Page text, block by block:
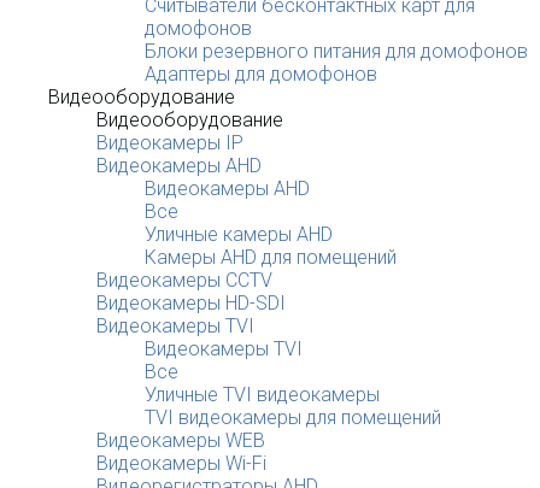
Считыватели бесконтактных карт для
домофонов
Блоки резервного питания для домофонов
Адаптеры для домофонов
Видеооборудование
Видеооборудование
Видеокамеры IP
Видеокамеры AHD
Видеокамеры AHD
Все
Уличные камеры AHD
Камеры AHD для помещений
Видеокамеры CCTV
Видеокамеры HD-SDI
Видеокамеры TVI
Видеокамеры TVI
Все
Уличные TVI видеокамеры
TVI видеокамеры для помещений
Видеокамеры WEB
Видеокамеры Wi-Fi